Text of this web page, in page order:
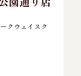
クウェイスク